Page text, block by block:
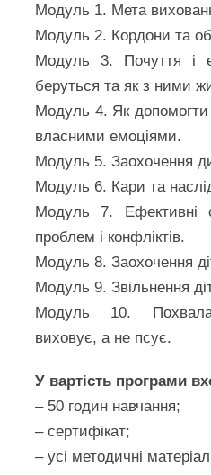
Модуль 1. Мета
Модуль 2. Кордони та
Модуль 3. Почуття і
беруться та як з ними
Модуль 4. Як допомогти
власними емоціями.
Модуль 5. Заохочення
Модуль 6. Кари та
Модуль 7. Ефективні
проблем і конфліктів.
Модуль 8. Заохочення
Модуль 9. Звільнення
Модуль 10.
виховує, а не псує.
У вартість програми
– 50 годин навчання;
– сертифікат;
– усі методичні